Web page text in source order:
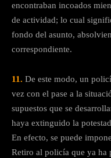
encontraban incoados
de actividad; lo cual
fondo del asunto,
correspondiente.
11. De este modo, un
vez con el pase a la
supuestos que se
haya extinguido la
En efecto, se puede
Retiro al policía que ya ha